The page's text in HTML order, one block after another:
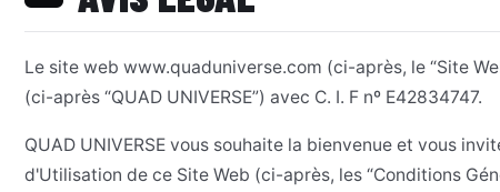
Le site web www.quaduniverse.com (ci-après, le “Site
(ci-après “QUAD UNIVERSE”) avec C. I. F nº E42834747.
QUAD UNIVERSE vous souhaite la bienvenue et vous
d'Utilisation de ce Site Web (ci-après, les “Conditions